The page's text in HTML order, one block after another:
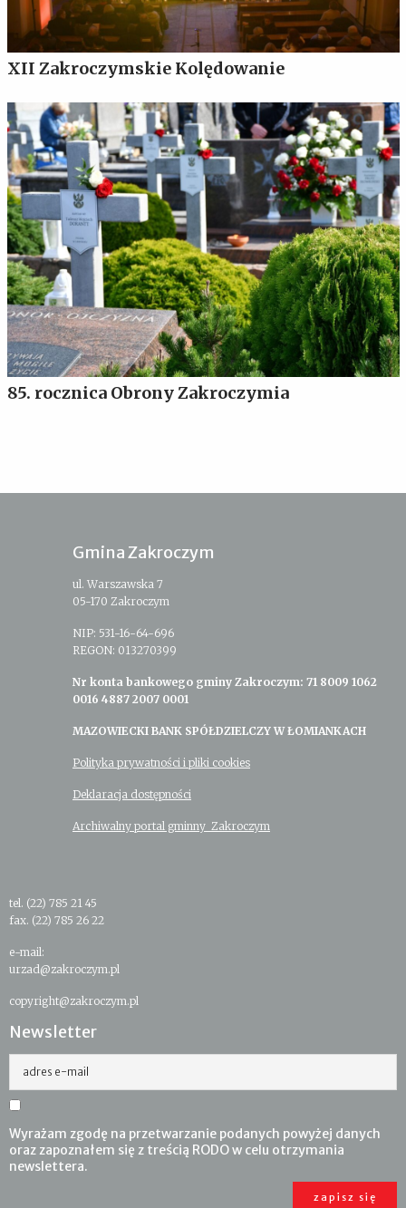
XII Zakroczymskie Kolędowanie
85. rocznica Obrony Zakroczymia
Gmina Zakroczym
ul. Warszawska 7
05-170 Zakroczym
NIP: 531-16-64-696
REGON: 013270399
Nr konta bankowego gminy Zakroczym: 71 8009 1062
0016 4887 2007 0001
MAZOWIECKI BANK SPÓŁDZIELCZY W ŁOMIANKACH
Polityka prywatności i pliki cookies
Deklaracja dostępności
Archiwalny portal gminny Zakroczym
tel. (22) 785 21 45
fax. (22) 785 26 22
e-mail:
urzad@zakroczym.pl
copyright@zakroczym.pl
Newsletter
adres e-mail
Wyrażam zgodę na przetwarzanie podanych powyżej danych
oraz zapoznałem się z treścią RODO w celu otrzymania
newslettera.